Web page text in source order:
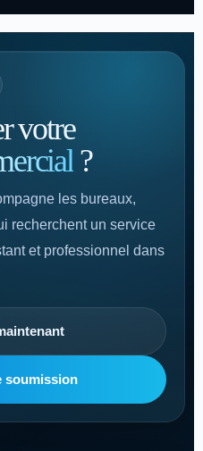
votre
?
les bureaux,
recherchent un service
et professionnel dans
soumission